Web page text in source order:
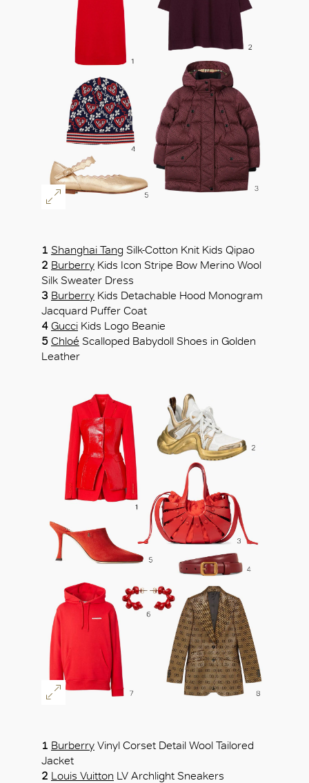
1 Shanghai Tang Silk-Cotton Knit Kids Qipao
2 Burberry Kids Icon Stripe Bow Merino Wool
Silk Sweater Dress
3 Burberry Kids Detachable Hood Monogram
Jacquard Puffer Coat
4 Gucci Kids Logo Beanie
5 Chloé Scalloped Babydoll Shoes in Golden
Leather
1 Burberry Vinyl Corset Detail Wool Tailored
Jacket
2 Louis Vuitton LV Archlight Sneakers